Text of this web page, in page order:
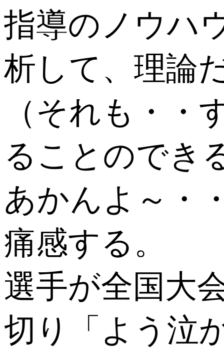
指導のノウハ
析して、理論
（それも・
ることのでき
あかんよ～・
痛感する。
選手が全国大
切り「よう泣